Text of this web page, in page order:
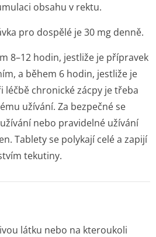
obsahu v rektu.
pro dospělé je 30 mg denně.
8–12 hodin, jestliže je přípravek
a během 6 hodin, jestliže je
léčbě chronické zácpy je třeba
užívání. Za bezpečné se
nebo pravidelné užívání
Tablety se polykají celé a zapijí
tekutiny.
látku nebo na kteroukoli